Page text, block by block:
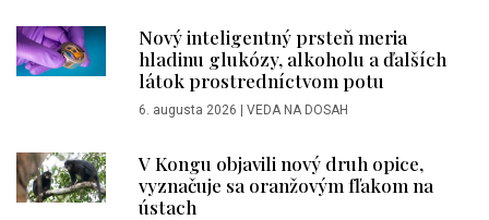
Nový inteligentný prsteň meria
hladinu glukózy, alkoholu a ďalších
látok prostredníctvom potu
6. augusta 2026 VEDA NA DOSAH
V Kongu objavili nový druh opice,
vyznačuje sa oranžovým fľakom na
ústach